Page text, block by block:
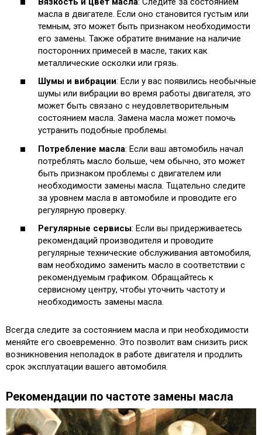
масла в двигателе. Если оно становится густым или
темным, это может быть признаком необходимости
его замены. Также обратите внимание на наличие
посторонних примесей в масле, таких как
металлические осколки или грязь.
Шумы и вибрации: Если у вас появились необычные
шумы или вибрации во время работы двигателя, это
может быть связано с неудовлетворительным
состоянием масла. Замена масла может помочь
устранить подобные проблемы.
Потребление масла: Если ваш автомобиль начал
потреблять масло больше, чем обычно, это может
быть признаком проблемы с двигателем или
необходимости замены масла. Тщательно следите
за уровнем масла в автомобиле и проводите его
регулярную проверку.
Регулярные сервисы: Если вы придерживаетесь
рекомендаций производителя и проводите
регулярные технические обслуживания автомобиля,
вам необходимо заменить масло в соответствии с
рекомендуемым графиком. Обращайтесь к
сервисному центру, чтобы уточнить частоту и
необходимость замены масла.
Всегда следите за состоянием масла и при необходимости
меняйте его своевременно. Это позволит вам снизить риск
возникновения неполадок в работе двигателя и продлить
срок эксплуатации вашего автомобиля.
Рекомендации по частоте замены масла